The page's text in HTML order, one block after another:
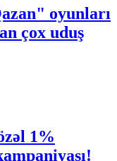
oyunları
çox uduş
1%